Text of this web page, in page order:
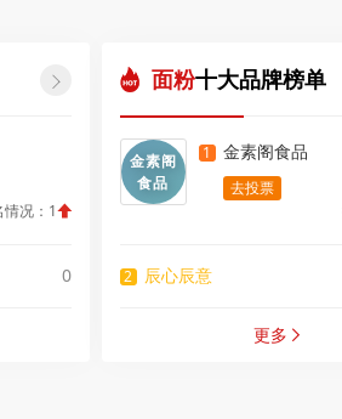

情况：1
0
面粉十大品牌榜单
金素阁
食品
1 金素阁食品
去投票
2 辰心辰意
更多 